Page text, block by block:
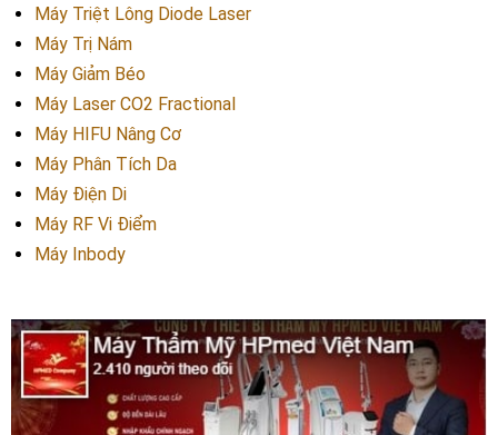
Máy Triệt Lông Diode Laser
Máy Trị Nám
Máy Giảm Béo
Máy Laser CO2 Fractional
Máy HIFU Nâng Cơ
Máy Phân Tích Da
Máy Điện Di
Máy RF Vi Điểm
Máy Inbody